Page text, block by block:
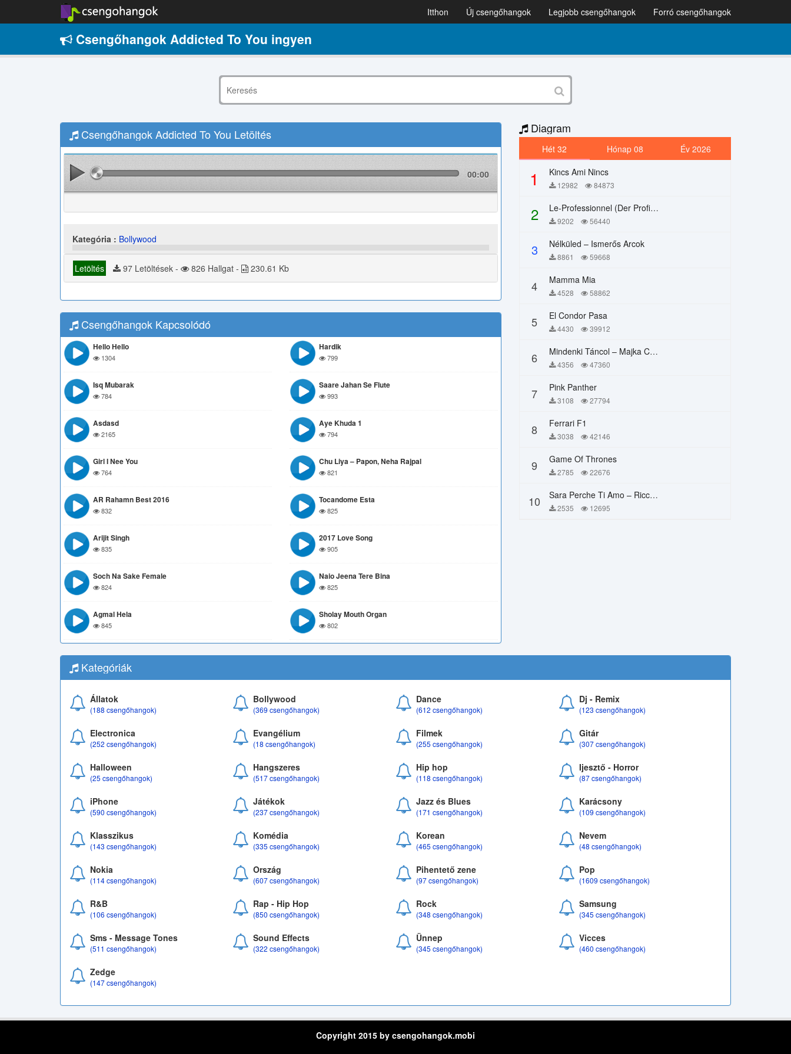
Itthon Új csengőhangok Legjobb csengőhangok Forró csengőhangok
Csengőhangok Addicted To You ingyen
Csengőhangok Addicted To You Letöltés
00:00
Kategória : Bollywood
Letöltés 97 Letöltések - 826 Hallgat - 230.61 Kb
Csengőhangok Kapcsolódó
Hello Hello
1304
Hardik
799
Isq Mubarak
784
Saare Jahan Se Flute
993
Asdasd
2165
Aye Khuda 1
794
Girl I Nee You
764
Chu Liya – Papon, Neha Rajpal
821
AR Rahamn Best 2016
832
Tocandome Esta
825
Arijit Singh
835
2017 Love Song
905
Soch Na Sake Female
824
Naio Jeena Tere Bina
825
Agmal Hela
845
Sholay Mouth Organ
802
Diagram
Hét 32 Hónap 08 Év 2026
1 Kincs Ami Nincs
12982 84873
2 Le-Professionnel (Der Profi) – Chi Mai
9202 56440
3 Nélküled – Ismerős Arcok
8861 59668
4 Mamma Mia
4528 58862
5 El Condor Pasa
4430 39912
6 Mindenki Táncol – Majka Curtis, Péter Majoros
4356 47360
7 Pink Panther
3108 27794
8 Ferrari F1
3038 42146
9 Game Of Thrones
2785 22676
10 Sara Perche Ti Amo – Ricchi E Poveri
2535 12695
Kategóriák
Állatok
(188 csengőhangok)
Bollywood
(369 csengőhangok)
Dance
(612 csengőhangok)
Dj - Remix
(123 csengőhangok)
Electronica
(252 csengőhangok)
Evangélium
(18 csengőhangok)
Filmek
(255 csengőhangok)
Gitár
(307 csengőhangok)
Halloween
(25 csengőhangok)
Hangszeres
(517 csengőhangok)
Hip hop
(118 csengőhangok)
Ijesztő - Horror
(87 csengőhangok)
iPhone
(590 csengőhangok)
Játékok
(237 csengőhangok)
Jazz és Blues
(171 csengőhangok)
Karácsony
(109 csengőhangok)
Klasszikus
(143 csengőhangok)
Komédia
(335 csengőhangok)
Korean
(465 csengőhangok)
Nevem
(48 csengőhangok)
Nokia
(114 csengőhangok)
Ország
(607 csengőhangok)
Pihentető zene
(97 csengőhangok)
Pop
(1609 csengőhangok)
R&B
(106 csengőhangok)
Rap - Hip Hop
(850 csengőhangok)
Rock
(348 csengőhangok)
Samsung
(345 csengőhangok)
Sms - Message Tones
(511 csengőhangok)
Sound Effects
(322 csengőhangok)
Ünnep
(345 csengőhangok)
Vicces
(460 csengőhangok)
Zedge
(147 csengőhangok)
Copyright 2015 by csengohangok.mobi